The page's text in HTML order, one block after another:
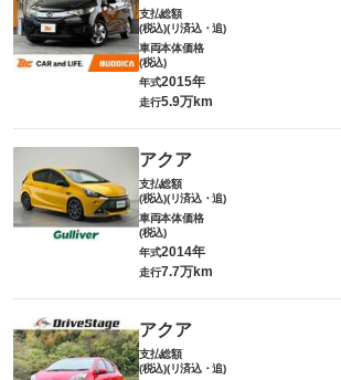
支払総額
(税込)(リ済込・追)
車両本体価格
(税込)
年式2015年
走行5.9万km
アクア
支払総額
(税込)(リ済込・追)
車両本体価格
(税込)
年式2014年
走行7.7万km
アクア
支払総額
(税込)(リ済込・追)